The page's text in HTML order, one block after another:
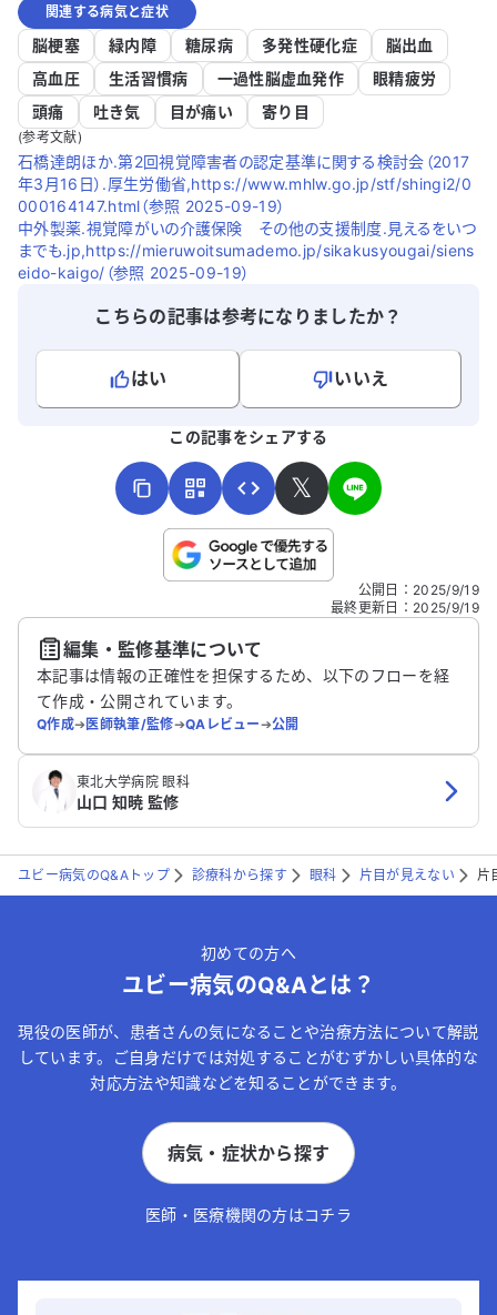
関連する病気と症状
脳梗塞 緑内障 糖尿病 多発性硬化症
脳出血
高血圧
生活習慣病 一過性脳虚血発作
眼精疲労
頭痛
吐き気 目が痛い 寄り目
(参考文献)
石橋達朗ほか.第2回視覚障害者の認定基準に関する検討会（2017
年3月16日）.厚生労働省,https://www.mhlw.go.jp/stf/shingi2/0
000164147.html（参照 2025-09-19）
中外製薬.視覚障がいの介護保険 その他の支援制度.見えるをいつ
までも.jp,https://mieruwoitsumademo.jp/sikakusyougai/siens
eido-kaigo/（参照 2025-09-19）
こちらの記事は参考になりましたか？
はい
いいえ
こちらは送信専用のフォームです。氏名やご自身の病気の詳細な
送信する
この記事をシェアする
𝕏
公開日 ： 2025/9/19
最終更新日 ： 2025/9/19
編集・監修基準について
本記事は情報の正確性を担保するため、以下のフローを経
て作成・公開されています。
Q作成➔医師執筆/監修➔QAレビュー➔公開
東北大学病院 眼科
山口 知暁 監修
ユビー病気のQ&Aトップ 診療科から探す 眼科 片目が見えない 片
初めての方へ
ユビー病気のQ&Aとは？
現役の医師が、患者さんの気になることや治療方法について解説
しています。ご自身だけでは対処することがむずかしい具体的な
対応方法や知識などを知ることができます。
病気・症状から探す
医師・医療機関の方はコチラ